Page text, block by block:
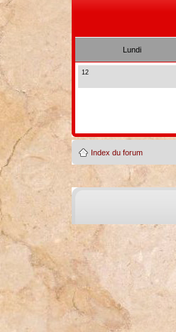
Lundi
12
Index du forum